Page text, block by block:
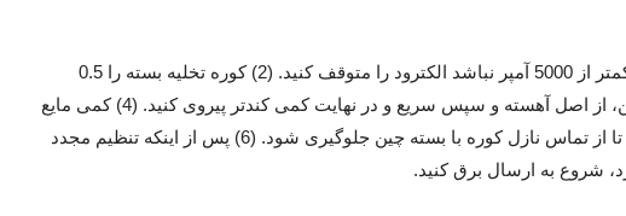
6) کوره (بیرون) ریختن: (1) ابتدا الکترود را راه اندازی کنید و زمانی که جریان کمتر از 5000 آمپر نباشد الکترود را متوقف کنید. (2) کوره تخلیه بسته را 0.5
ساعت قبل آماده می کند و آب خنک کننده را خاموش می کند. (3) هنگام ریختن، از اصل آهسته و سپس سریع و در نهایت کمی کندتر پیروی کنید. (4) کمی مایع
مذاب بگذارید تا شروع قوس بعدی را تسهیل کند. (5) به زاویه ریختن توجه کنید تا از تماس نازل کوره با بسته چین جلوگیری شود. (6) پس از اینکه تنظیم مجدد